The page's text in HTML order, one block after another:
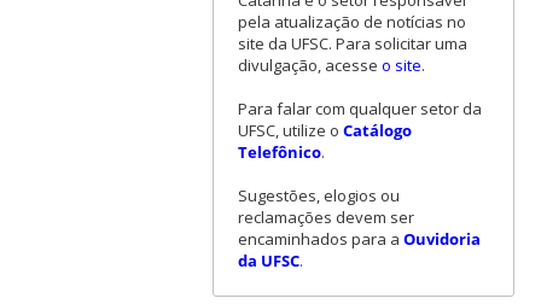
pela atualização de notícias no
site da UFSC. Para solicitar uma
divulgação, acesse o site.
Para falar com qualquer setor da
UFSC, utilize o Catálogo
Telefônico.
Sugestões, elogios ou
reclamações devem ser
encaminhados para a Ouvidoria
da UFSC.